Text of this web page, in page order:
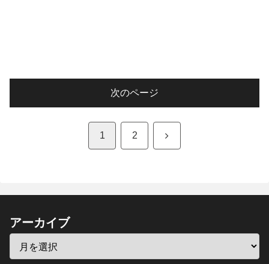
次のページ
1 2 次
アーカイブ